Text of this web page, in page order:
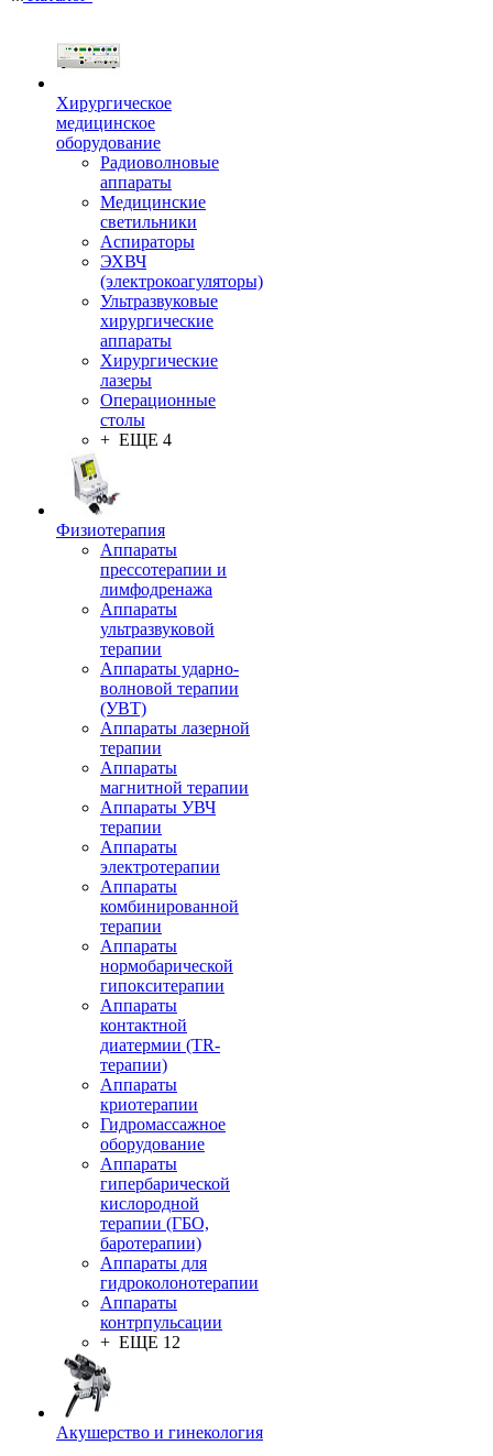
Хирургическое
медицинское
оборудование
Радиоволновые
аппараты
Медицинские
светильники
Аспираторы
ЭХВЧ
(электрокоагуляторы)
Ультразвуковые
хирургические
аппараты
Хирургические
лазеры
Операционные
столы
+ ЕЩЕ 4
Физиотерапия
Аппараты
прессотерапии и
лимфодренажа
Аппараты
ультразвуковой
терапии
Аппараты ударно-
волновой терапии
(УВТ)
Аппараты лазерной
терапии
Аппараты
магнитной терапии
Аппараты УВЧ
терапии
Аппараты
электротерапии
Аппараты
комбинированной
терапии
Аппараты
нормобарической
гипокситерапии
Аппараты
контактной
диатермии (TR-
терапии)
Аппараты
криотерапии
Гидромассажное
оборудование
Аппараты
гипербарической
кислородной
терапии (ГБО,
баротерапии)
Аппараты для
гидроколонотерапии
Аппараты
контрпульсации
+ ЕЩЕ 12
Акушерство и гинекология